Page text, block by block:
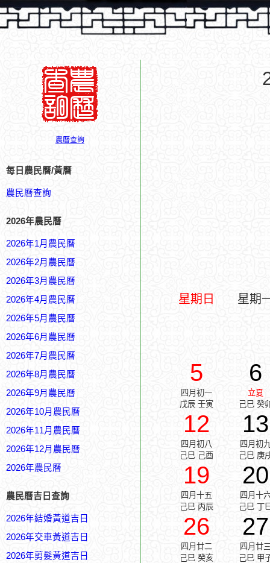
農曆查詢
每日農民曆/黃曆
農民曆查詢
2026年農民曆
2026年1月農民曆
2026年2月農民曆
2026年3月農民曆
2026年4月農民曆
2026年5月農民曆
2026年6月農民曆
2026年7月農民曆
2026年8月農民曆
2026年9月農民曆
2026年10月農民曆
2026年11月農民曆
2026年12月農民曆
2026年農民曆
農民曆吉日查詢
2026年結婚黃道吉日
2026年交車黃道吉日
2026年剪髮黃道吉日
星期日 星期
5
四月初一
戊辰 壬寅
6
立夏
己巳 癸
12
四月初八
己巳 己酉
13
四月初
己巳 庚
19
四月十五
己巳 丙辰
20
四月十
己巳 丁
26
四月廿二
己巳 癸亥
27
四月廿
己巳 甲